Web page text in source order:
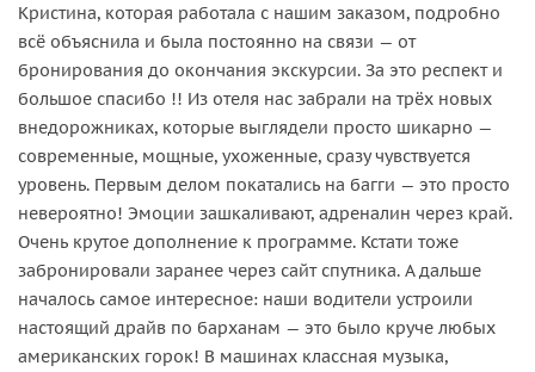
Кристина, которая работала с нашим заказом, подробно
всё объяснила и была постоянно на связи — от
бронирования до окончания экскурсии. За это респект и
большое спасибо !! Из отеля нас забрали на трёх новых
внедорожниках, которые выглядели просто шикарно —
современные, мощные, ухоженные, сразу чувствуется
уровень. Первым делом покатались на багги — это просто
невероятно! Эмоции зашкаливают, адреналин через край.
Очень крутое дополнение к программе. Кстати тоже
забронировали заранее через сайт спутника. А дальше
началось самое интересное: наши водители устроили
настоящий драйв по барханам — это было круче любых
американских горок! В машинах классная музыка,